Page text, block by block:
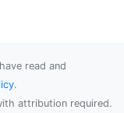
read and
.
attribution required.